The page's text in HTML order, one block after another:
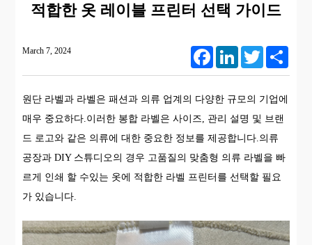
적합한 옷 레이블 프린터 선택 가이드
March 7, 2024 FacebookLinkedIn Twitter
원단 라벨과 라벨은 패션과 의류 업계의 다양한 규모의 기업에
매우 중요하다.이러한 봉합 라벨은 사이즈, 관리 설명 및 브랜
드 로고와 같은 의류에 대한 중요한 정보를 제공합니다.의류
공장과 DIY 스튜디오의 경우 고품질의 맞춤형 의류 라벨을 빠
르게 인쇄 할 수있는 옷에 적합한 라벨 프린터를 선택할 필요
가 있습니다.